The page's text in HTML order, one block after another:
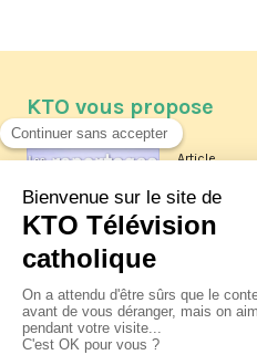
KTO vous propose
Article
Les
La visite
XIV à
jeudi 6